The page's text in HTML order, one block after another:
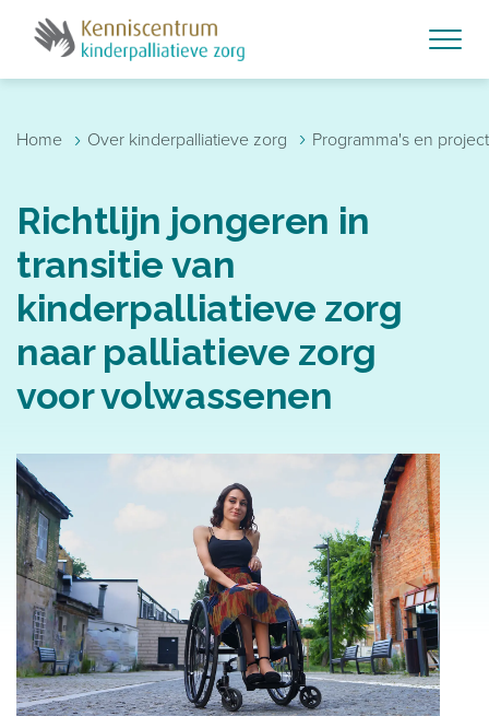
Skip to main content
Home › Over kinderpalliatieve zorg › Programma's en
Richtlijn jongeren in
transitie van
kinderpalliatieve zorg
naar palliatieve zorg
voor volwassenen